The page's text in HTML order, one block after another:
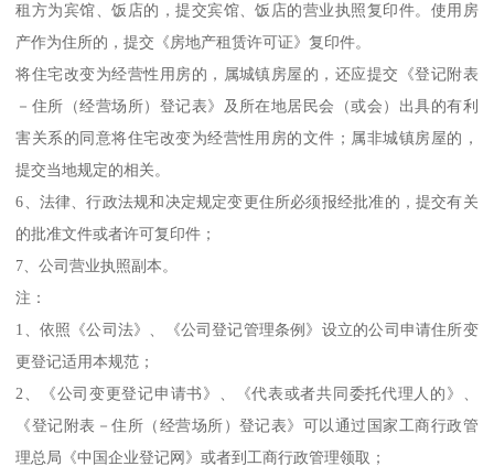
租方为宾馆、饭店的，提交宾馆、饭店的营业执照复印件。使用房
产作为住所的，提交《房地产租赁许可证》复印件。
将住宅改变为经营性用房的，属城镇房屋的，还应提交《登记附表
－住所（经营场所）登记表》及所在地居民会（或会）出具的有利
害关系的同意将住宅改变为经营性用房的文件；属非城镇房屋的，
提交当地规定的相关。
6、法律、行政法规和决定规定变更住所必须报经批准的，提交有关
的批准文件或者许可复印件；
7、公司营业执照副本。
注：
1、依照《公司法》、《公司登记管理条例》设立的公司申请住所变
更登记适用本规范；
2、《公司变更登记申请书》、《代表或者共同委托代理人的》、
《登记附表－住所（经营场所）登记表》可以通过国家工商行政管
理总局《中国企业登记网》或者到工商行政管理领取；